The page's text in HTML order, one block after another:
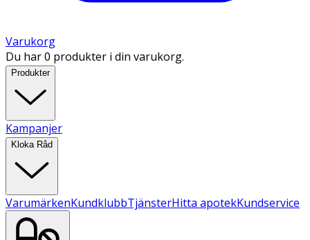
Varukorg
Du har 0 produkter i din varukorg.
Produkter
Kampanjer
Kloka Råd
VarumärkenKundklubbTjänsterHitta apotekKundservice